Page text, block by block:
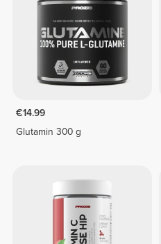
€14.99
Glutamin 300 g